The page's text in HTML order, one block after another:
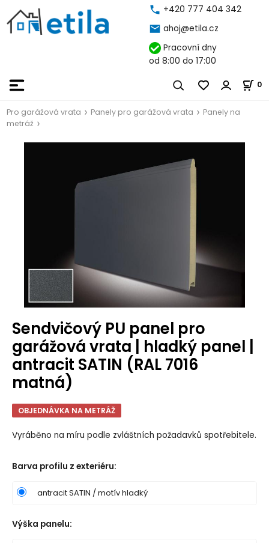
+420 777 404 342
ahoj@etila.cz
Pracovní dny
od 8:00 do 17:00
0
Pro garážová vrata Panely pro garážová vrata
Panely na
metráž
Sendvičový PU panel pro
garážová vrata | hladký panel |
antracit SATIN (RAL 7016
matná)
OBJEDNÁVKA NA METRÁŽ
Vyráběno na míru podle zvláštních požadavků spotřebitele.
Barva profilu z exteriéru:
antracit SATIN / motív hladký
Výška panelu: